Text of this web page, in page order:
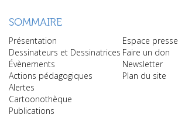
SOMMAIRE
Présentation
Dessinateurs et Dessinatrices
Évènements
Actions pédagogiques
Alertes
Cartoonothèque
Publications
Espace presse
Faire un don
Newsletter
Plan du site